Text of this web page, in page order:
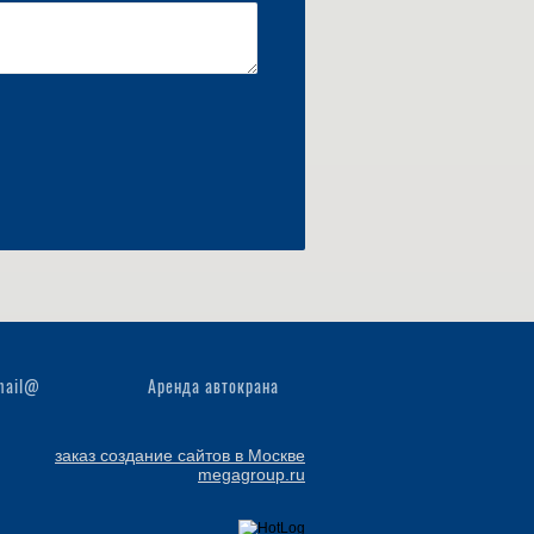
Аренда автокрана
заказ создание сайтов в Москве
megagroup.ru